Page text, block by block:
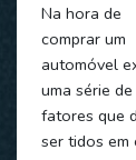
Na hora de
comprar um
automóvel
uma série de
fatores que
ser tidos em